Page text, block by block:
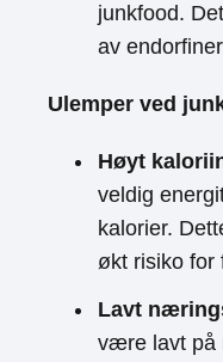
junkfood.
av
Ulemper ved
Høyt
veldig
kalorier.
økt risiko for
Lavt
være lavt på